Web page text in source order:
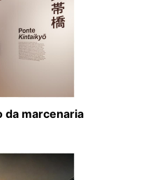
da marcenaria